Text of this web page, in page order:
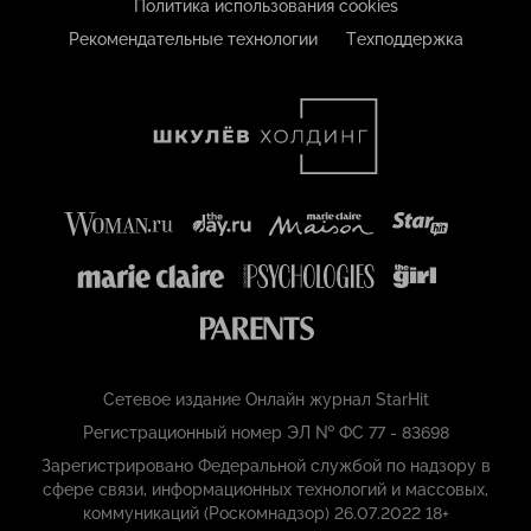
Политика использования cookies
Рекомендательные технологии
Техподдержка
Сетевое издание Онлайн журнал StarHit
Регистрационный номер ЭЛ № ФС 77 - 83698
Зарегистрировано Федеральной службой по надзору в
сфере связи, информационных технологий и массовых,
коммуникаций (Роскомнадзор) 26.07.2022 18+